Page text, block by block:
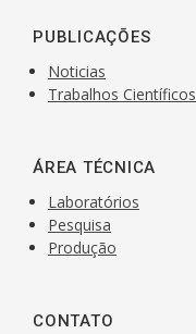
PUBLICAÇÕES
Noticias
Trabalhos Científicos
ÁREA TÉCNICA
Laboratórios
Pesquisa
Produção
CONTATO